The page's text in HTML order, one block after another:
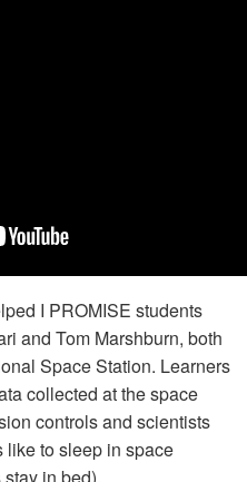
I PROMISE students
and Tom Marshburn, both
Space Station. Learners
collected at the space
controls and scientists
like to sleep in space